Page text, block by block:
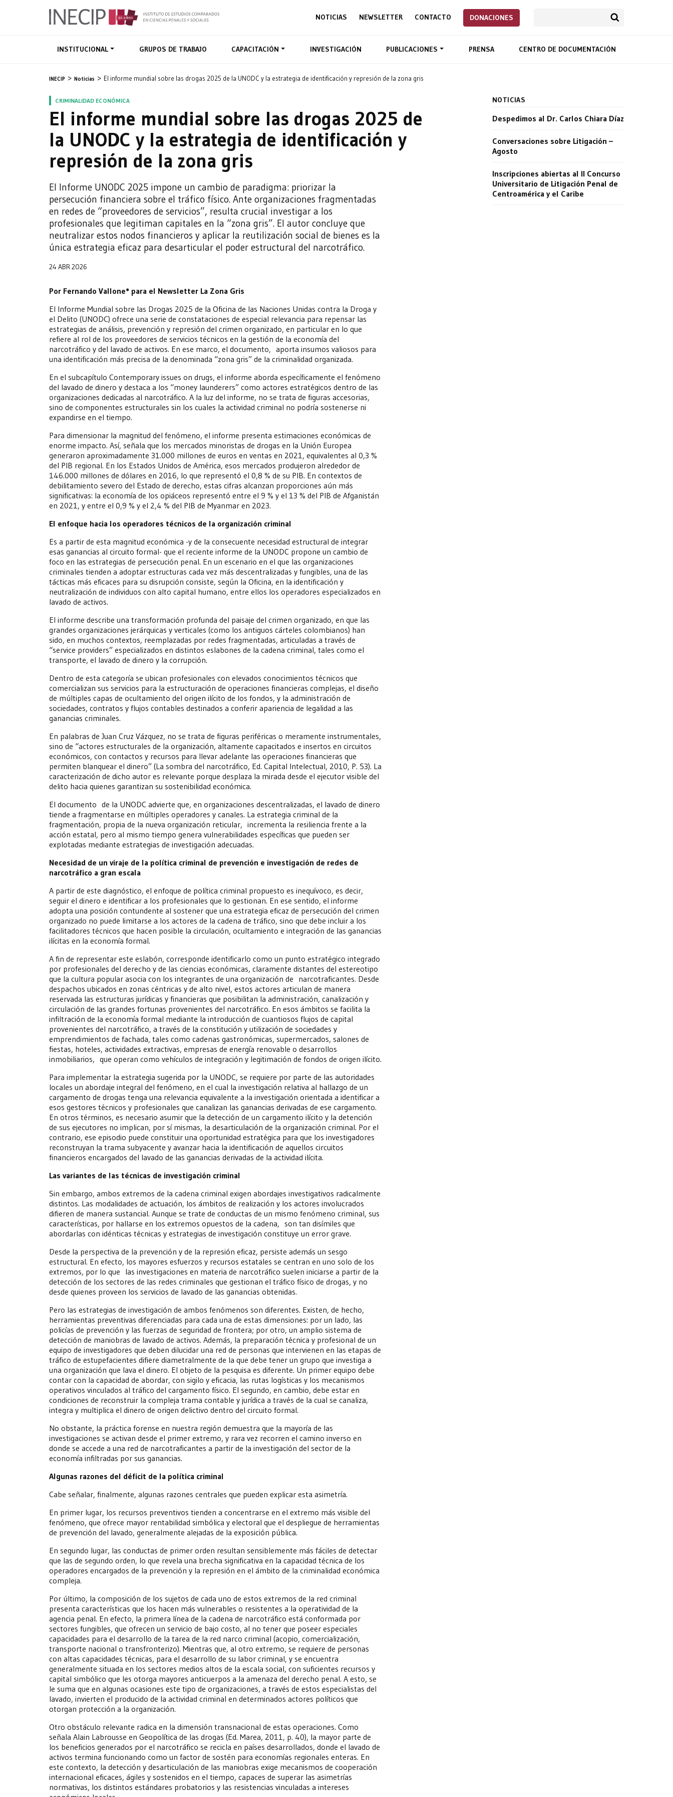
NOTICIAS NEWSLETTER CONTACTO DONACIONES
INSTITUCIONAL GRUPOS DE TRABAJO CAPACITACIÓN INVESTIGACIÓN PUBLICACIONES PRENSA CENTRO DE DOCUMENTACIÓN
INECIP Noticias El informe mundial sobre las drogas 2025 de la UNODC y la estrategia de identificación y represión de la zona gris
CRIMINALIDAD ECONÓMICA
El informe mundial sobre las drogas 2025 de
la UNODC y la estrategia de identificación y
represión de la zona gris
El Informe UNODC 2025 impone un cambio de paradigma: priorizar la
persecución financiera sobre el tráfico físico. Ante organizaciones fragmentadas
en redes de “proveedores de servicios”, resulta crucial investigar a los
profesionales que legitiman capitales en la “zona gris”. El autor concluye que
neutralizar estos nodos financieros y aplicar la reutilización social de bienes es la
única estrategia eficaz para desarticular el poder estructural del narcotráfico.
24 ABR 2026
Por Fernando Vallone* para el Newsletter La Zona Gris
El Informe Mundial sobre las Drogas 2025 de la Oficina de las Naciones Unidas contra la Droga y
el Delito (UNODC) ofrece una serie de constataciones de especial relevancia para repensar las
estrategias de análisis, prevención y represión del crimen organizado, en particular en lo que
refiere al rol de los proveedores de servicios técnicos en la gestión de la economía del
narcotráfico y del lavado de activos. En ese marco, el documento, aporta insumos valiosos para
una identificación más precisa de la denominada “zona gris” de la criminalidad organizada.
En el subcapítulo Contemporary issues on drugs, el informe aborda específicamente el fenómeno
del lavado de dinero y destaca a los “money launderers” como actores estratégicos dentro de las
organizaciones dedicadas al narcotráfico. A la luz del informe, no se trata de figuras accesorias,
sino de componentes estructurales sin los cuales la actividad criminal no podría sostenerse ni
expandirse en el tiempo.
Para dimensionar la magnitud del fenómeno, el informe presenta estimaciones económicas de
enorme impacto. Así, señala que los mercados minoristas de drogas en la Unión Europea
generaron aproximadamente 31.000 millones de euros en ventas en 2021, equivalentes al 0,3 %
del PIB regional. En los Estados Unidos de América, esos mercados produjeron alrededor de
146.000 millones de dólares en 2016, lo que representó el 0,8 % de su PIB. En contextos de
debilitamiento severo del Estado de derecho, estas cifras alcanzan proporciones aún más
significativas: la economía de los opiáceos representó entre el 9 % y el 13 % del PIB de Afganistán
en 2021, y entre el 0,9 % y el 2,4 % del PIB de Myanmar en 2023.
El enfoque hacia los operadores técnicos de la organización criminal
Es a partir de esta magnitud económica -y de la consecuente necesidad estructural de integrar
esas ganancias al circuito formal- que el reciente informe de la UNODC propone un cambio de
foco en las estrategias de persecución penal. En un escenario en el que las organizaciones
criminales tienden a adoptar estructuras cada vez más descentralizadas y fungibles, una de las
tácticas más eficaces para su disrupción consiste, según la Oficina, en la identificación y
neutralización de individuos con alto capital humano, entre ellos los operadores especializados en
lavado de activos.
El informe describe una transformación profunda del paisaje del crimen organizado, en que las
grandes organizaciones jerárquicas y verticales (como los antiguos cárteles colombianos) han
sido, en muchos contextos, reemplazadas por redes fragmentadas, articuladas a través de
“service providers” especializados en distintos eslabones de la cadena criminal, tales como el
transporte, el lavado de dinero y la corrupción.
Dentro de esta categoría se ubican profesionales con elevados conocimientos técnicos que
comercializan sus servicios para la estructuración de operaciones financieras complejas, el diseño
de múltiples capas de ocultamiento del origen ilícito de los fondos, y la administración de
sociedades, contratos y flujos contables destinados a conferir apariencia de legalidad a las
ganancias criminales.
En palabras de Juan Cruz Vázquez, no se trata de figuras periféricas o meramente instrumentales,
sino de “actores estructurales de la organización, altamente capacitados e insertos en circuitos
económicos, con contactos y recursos para llevar adelante las operaciones financieras que
permiten blanquear el dinero” (La sombra del narcotráfico, Ed. Capital Intelectual, 2010, P. 53). La
caracterización de dicho autor es relevante porque desplaza la mirada desde el ejecutor visible del
delito hacia quienes garantizan su sostenibilidad económica.
El documento de la UNODC advierte que, en organizaciones descentralizadas, el lavado de dinero
tiende a fragmentarse en múltiples operadores y canales. La estrategia criminal de la
fragmentación, propia de la nueva organización reticular, incrementa la resiliencia frente a la
acción estatal, pero al mismo tiempo genera vulnerabilidades específicas que pueden ser
explotadas mediante estrategias de investigación adecuadas.
Necesidad de un viraje de la política criminal de prevención e investigación de redes de
narcotráfico a gran escala
A partir de este diagnóstico, el enfoque de política criminal propuesto es inequívoco, es decir,
seguir el dinero e identificar a los profesionales que lo gestionan. En ese sentido, el informe
adopta una posición contundente al sostener que una estrategia eficaz de persecución del crimen
organizado no puede limitarse a los actores de la cadena de tráfico, sino que debe incluir a los
facilitadores técnicos que hacen posible la circulación, ocultamiento e integración de las ganancias
ilícitas en la economía formal.
A fin de representar este eslabón, corresponde identificarlo como un punto estratégico integrado
por profesionales del derecho y de las ciencias económicas, claramente distantes del estereotipo
que la cultura popular asocia con los integrantes de una organización de narcotraficantes. Desde
despachos ubicados en zonas céntricas y de alto nivel, estos actores articulan de manera
reservada las estructuras jurídicas y financieras que posibilitan la administración, canalización y
circulación de las grandes fortunas provenientes del narcotráfico. En esos ámbitos se facilita la
infiltración de la economía formal mediante la introducción de cuantiosos flujos de capital
provenientes del narcotráfico, a través de la constitución y utilización de sociedades y
emprendimientos de fachada, tales como cadenas gastronómicas, supermercados, salones de
fiestas, hoteles, actividades extractivas, empresas de energía renovable o desarrollos
inmobiliarios, que operan como vehículos de integración y legitimación de fondos de origen ilícito.
Para implementar la estrategia sugerida por la UNODC, se requiere por parte de las autoridades
locales un abordaje integral del fenómeno, en el cual la investigación relativa al hallazgo de un
cargamento de drogas tenga una relevancia equivalente a la investigación orientada a identificar a
esos gestores técnicos y profesionales que canalizan las ganancias derivadas de ese cargamento.
En otros términos, es necesario asumir que la detección de un cargamento ilícito y la detención
de sus ejecutores no implican, por sí mismas, la desarticulación de la organización criminal. Por el
contrario, ese episodio puede constituir una oportunidad estratégica para que los investigadores
reconstruyan la trama subyacente y avanzar hacia la identificación de aquellos circuitos
financieros encargados del lavado de las ganancias derivadas de la actividad ilícita.
Las variantes de las técnicas de investigación criminal
Sin embargo, ambos extremos de la cadena criminal exigen abordajes investigativos radicalmente
distintos. Las modalidades de actuación, los ámbitos de realización y los actores involucrados
difieren de manera sustancial. Aunque se trate de conductas de un mismo fenómeno criminal, sus
características, por hallarse en los extremos opuestos de la cadena, son tan disímiles que
abordarlas con idénticas técnicas y estrategias de investigación constituye un error grave.
Desde la perspectiva de la prevención y de la represión eficaz, persiste además un sesgo
estructural. En efecto, los mayores esfuerzos y recursos estatales se centran en uno solo de los
extremos, por lo que las investigaciones en materia de narcotráfico suelen iniciarse a partir de la
detección de los sectores de las redes criminales que gestionan el tráfico físico de drogas, y no
desde quienes proveen los servicios de lavado de las ganancias obtenidas.
Pero las estrategias de investigación de ambos fenómenos son diferentes. Existen, de hecho,
herramientas preventivas diferenciadas para cada una de estas dimensiones: por un lado, las
policías de prevención y las fuerzas de seguridad de frontera; por otro, un amplio sistema de
detección de maniobras de lavado de activos. Además, la preparación técnica y profesional de un
equipo de investigadores que deben dilucidar una red de personas que intervienen en las etapas de
tráfico de estupefacientes difiere diametralmente de la que debe tener un grupo que investiga a
una organización que lava el dinero. El objeto de la pesquisa es diferente. Un primer equipo debe
contar con la capacidad de abordar, con sigilo y eficacia, las rutas logísticas y los mecanismos
operativos vinculados al tráfico del cargamento físico. El segundo, en cambio, debe estar en
condiciones de reconstruir la compleja trama contable y jurídica a través de la cual se canaliza,
integra y multiplica el dinero de origen delictivo dentro del circuito formal.
No obstante, la práctica forense en nuestra región demuestra que la mayoría de las
investigaciones se activan desde el primer extremo, y rara vez recorren el camino inverso en
donde se accede a una red de narcotraficantes a partir de la investigación del sector de la
economía infiltradas por sus ganancias.
Algunas razones del déficit de la política criminal
Cabe señalar, finalmente, algunas razones centrales que pueden explicar esta asimetría.
En primer lugar, los recursos preventivos tienden a concentrarse en el extremo más visible del
fenómeno, que ofrece mayor rentabilidad simbólica y electoral que el despliegue de herramientas
de prevención del lavado, generalmente alejadas de la exposición pública.
En segundo lugar, las conductas de primer orden resultan sensiblemente más fáciles de detectar
que las de segundo orden, lo que revela una brecha significativa en la capacidad técnica de los
operadores encargados de la prevención y la represión en el ámbito de la criminalidad económica
compleja.
Por último, la composición de los sujetos de cada uno de estos extremos de la red criminal
presenta características que los hacen más vulnerables o resistentes a la operatividad de la
agencia penal. En efecto, la primera línea de la cadena de narcotráfico está conformada por
sectores fungibles, que ofrecen un servicio de bajo costo, al no tener que poseer especiales
capacidades para el desarrollo de la tarea de la red narco criminal (acopio, comercialización,
transporte nacional o transfronterizo). Mientras que, al otro extremo, se requiere de personas
con altas capacidades técnicas, para el desarrollo de su labor criminal, y se encuentra
generalmente situada en los sectores medios altos de la escala social, con suficientes recursos y
capital simbólico que les otorga mayores anticuerpos a la amenaza del derecho penal. A esto, se
le suma que en algunas ocasiones este tipo de organizaciones, a través de estos especialistas del
lavado, invierten el producido de la actividad criminal en determinados actores políticos que
otorgan protección a la organización.
Otro obstáculo relevante radica en la dimensión transnacional de estas operaciones. Como
señala Alain Labrousse en Geopolítica de las drogas (Ed. Marea, 2011, p. 40), la mayor parte de
los beneficios generados por el narcotráfico se recicla en países desarrollados, donde el lavado de
activos termina funcionando como un factor de sostén para economías regionales enteras. En
este contexto, la detección y desarticulación de las maniobras exige mecanismos de cooperación
internacional eficaces, ágiles y sostenidos en el tiempo, capaces de superar las asimetrías
normativas, los distintos estándares probatorios y las resistencias vinculadas a intereses
NOTICIAS
Despedimos al Dr. Carlos Chiara Díaz
Conversaciones sobre Litigación –
Agosto
Inscripciones abiertas al II Concurso
Universitario de Litigación Penal de
Centroamérica y el Caribe